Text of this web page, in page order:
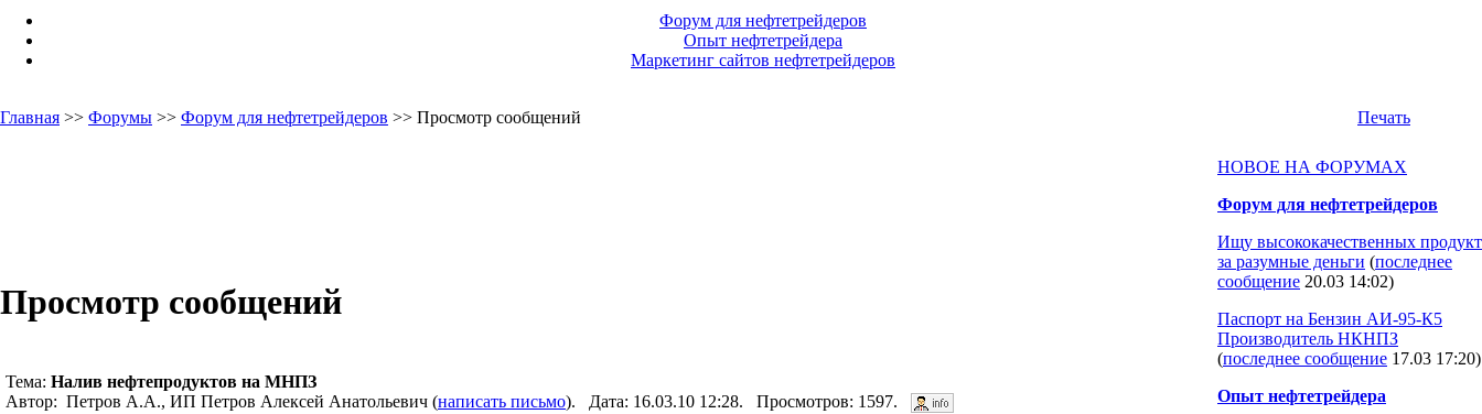
Форум для нефтетрейдеров
Опыт нефтетрейдера
Маркетинг сайтов нефтетрейдеров
Главная >> Форумы >> Форум для нефтетрейдеров >> Просмотр сообщений Печать
Просмотр сообщений
Тема: Налив нефтепродуктов на МНПЗ
Автор: Петров А.А., ИП Петров Алексей Анатольевич (написать письмо). Дата: 16.03.10 12:28. Просмотров: 1597.
НОВОЕ НА ФОРУМАХ
Форум для нефтетрейдеров
Ищу высококачественных продукт
за разумные деньги (последнее
сообщение 20.03 14:02)
Паспорт на Бензин АИ-95-К5
Производитель НКНПЗ
(последнее сообщение 17.03 17:20)
Опыт нефтетрейдера